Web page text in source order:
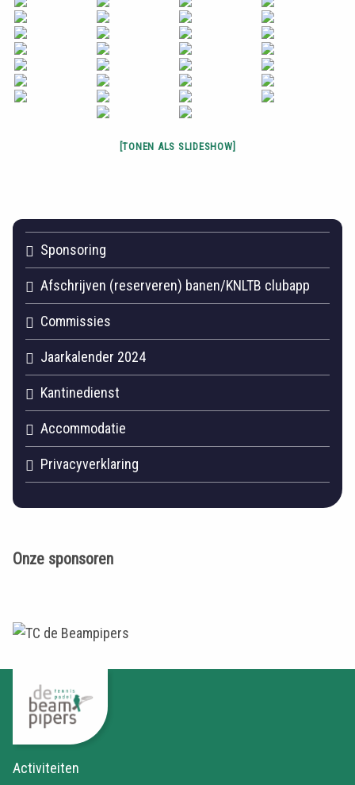
[TONEN ALS SLIDESHOW]
Sponsoring
Afschrijven (reserveren) banen/KNLTB clubapp
Commissies
Jaarkalender 2024
Kantinedienst
Accommodatie
Privacyverklaring
Onze sponsoren
Activiteiten